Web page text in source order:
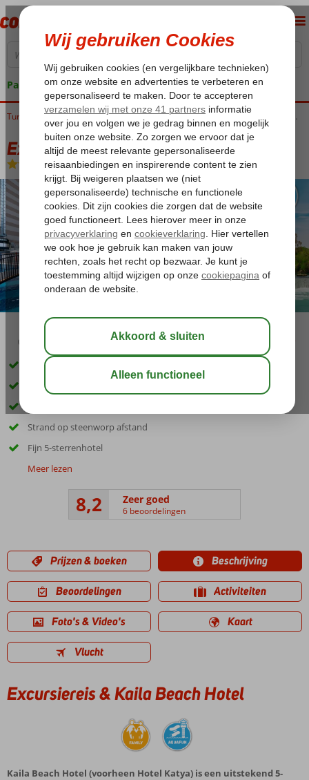
Pakketgarantie
Home Turkse Riviera Alanya Excursiereizen Alanya Excursiereis & Kaila Beach Hotel
Excursiereis & Kaila Beach Hotel
All Inclusive-Hotel
03:45
*Excursiepakket met 3 excursies t.w.v. € 129,- nu vanaf € 99,- p.p.
Zwembad met glijbanen
Strand op steenworp afstand
Fijn 5-sterrenhotel
Meer lezen
8,2 Zeer goed
6 beoordelingen
Prijzen & boeken Beschrijving
Beoordelingen Activiteiten
Foto's & Video's Kaart
Vlucht
Excursiereis & Kaila Beach Hotel
Kaila Beach Hotel (voorheen Hotel Katya) is een uitstekend 5-